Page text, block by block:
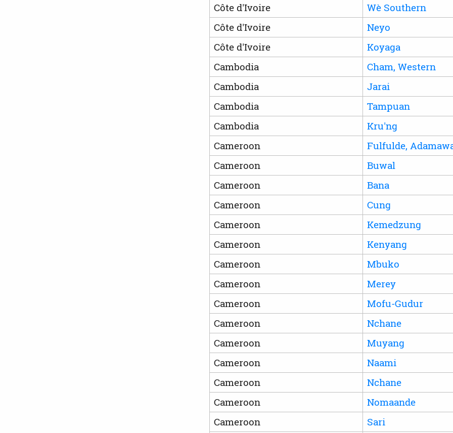
Côte d'Ivoire
Wè Southern
Côte d'Ivoire
Neyo
Côte d'Ivoire
Koyaga
Cambodia
Cham, Western
Cambodia
Jarai
Cambodia
Tampuan
Cambodia
Kru'ng
Cameroon
Fulfulde,
Cameroon
Buwal
Cameroon
Bana
Cameroon
Cung
Cameroon
Kemedzung
Cameroon
Kenyang
Cameroon
Mbuko
Cameroon
Merey
Cameroon
Mofu-Gudur
Cameroon
Nchane
Cameroon
Muyang
Cameroon
Naami
Cameroon
Nchane
Cameroon
Nomaande
Cameroon
Sari